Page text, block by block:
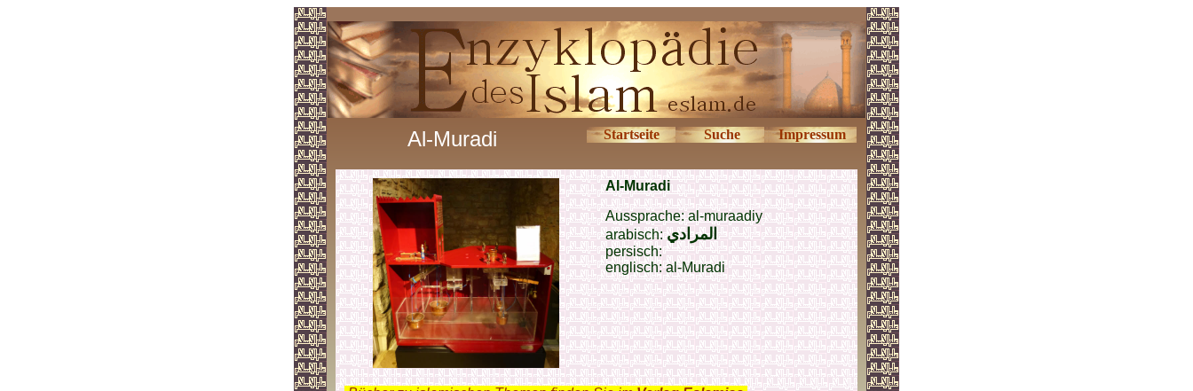
Al-Muradi Startseite Suche Impressum
Al-Muradi
Aussprache: al-muraadiy
arabisch:المرادي
persisch:
englisch: al-Muradi